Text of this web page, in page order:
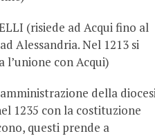
(risiede ad Acqui fino al
Alessandria. Nel 1213 si
con Acqui)
della
1235 con la costituzione
questi prende a